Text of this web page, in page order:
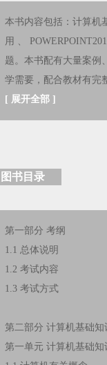
本书内容包括：计算机
用 、
题。本书配有大量案例
学需要，配合教材有
[ 展开全部 ]
图书目录
第一部分 考纲
1.1 总体说明
1.2 考试内容
1.3 考试方式
第二部分 计算机基础知
第一单元 计算机基础知